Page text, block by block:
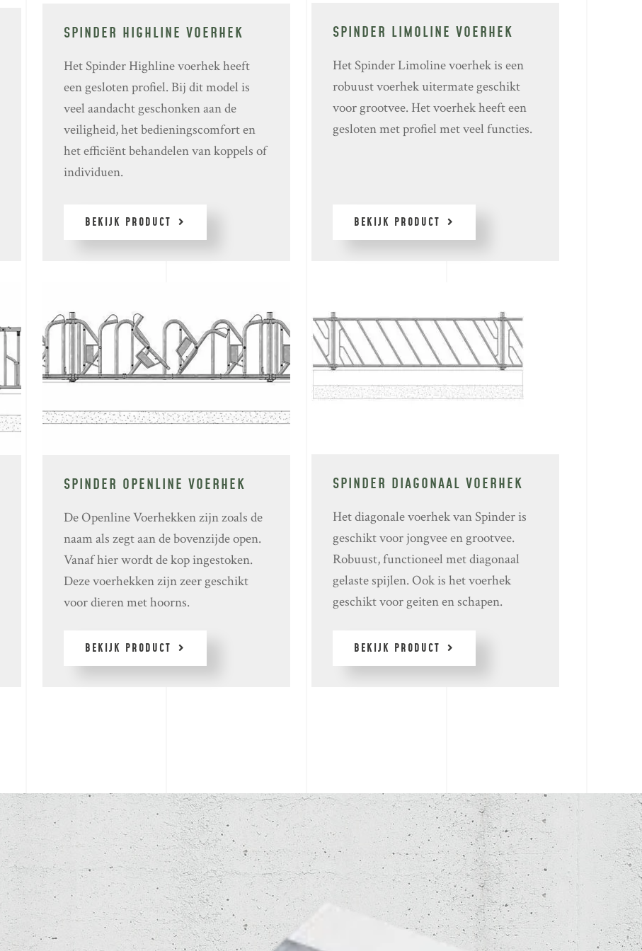
SPINDER HIGHLINE VOERHEK
Het Spinder Highline voerhek heeft
een gesloten profiel. Bij dit model is
veel aandacht geschonken aan de
veiligheid, het bedieningscomfort en
het efficiënt behandelen van koppels of
individuen.
BEKIJK PRODUCT
SPINDER LIMOLINE VOERHEK
Het Spinder Limoline voerhek is een
robuust voerhek uitermate geschikt
voor grootvee. Het voerhek heeft een
gesloten met profiel met veel functies.
BEKIJK PRODUCT
SPINDER OPENLINE VOERHEK
De Openline Voerhekken zijn zoals de
naam als zegt aan de bovenzijde open.
Vanaf hier wordt de kop ingestoken.
Deze voerhekken zijn zeer geschikt
voor dieren met hoorns.
BEKIJK PRODUCT
SPINDER DIAGONAAL VOERHEK
Het diagonale voerhek van Spinder is
geschikt voor jongvee en grootvee.
Robuust, functioneel met diagonaal
gelaste spijlen. Ook is het voerhek
geschikt voor geiten en schapen.
BEKIJK PRODUCT